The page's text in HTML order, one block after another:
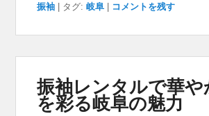
振袖
タグ: 岐阜 コメントを残す
振袖レンタルで華や
を彩る岐阜の魅力